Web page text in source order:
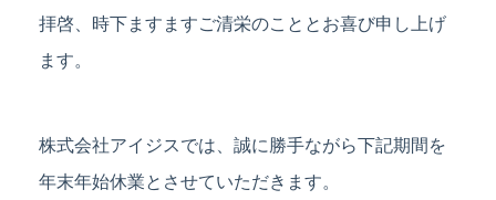
拝啓、時下ますますご清栄のこととお喜び申し上げ
ます。
株式会社アイジスでは、誠に勝手ながら下記期間を
年末年始休業とさせていただきます。